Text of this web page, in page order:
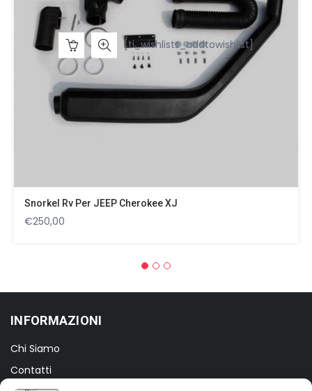
[ti_wishlists_addtowishlist]
Snorkel Rv Per JEEP Cherokee XJ
€250,00
INFORMAZIONI
Chi Siamo
Contatti